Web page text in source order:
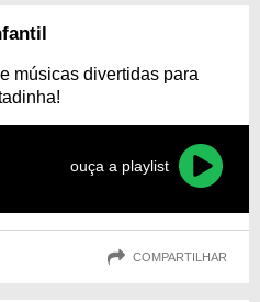
músicas divertidas para
ouça a playlist
COMPARTILHAR